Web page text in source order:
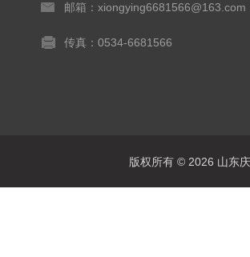
邮箱：xiongying6681566@163.com
传真：0534-6681566
版权所有 © 2026 山东